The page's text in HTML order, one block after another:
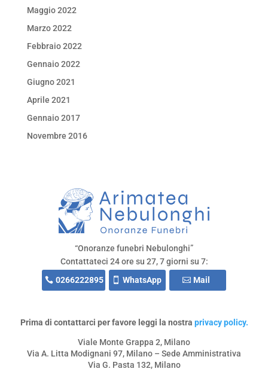
Maggio 2022
Marzo 2022
Febbraio 2022
Gennaio 2022
Giugno 2021
Aprile 2021
Gennaio 2017
Novembre 2016
“Onoranze funebri Nebulonghi”
Contattateci 24 ore su 27, 7 giorni su 7:
0266222895
WhatsApp Mail
Prima di contattarci per favore leggi la nostra privacy policy.
Viale Monte Grappa 2, Milano
Via A. Litta Modignani 97, Milano – Sede Amministrativa
Via G. Pasta 132, Milano